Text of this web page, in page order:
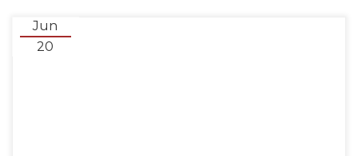
Jun
20